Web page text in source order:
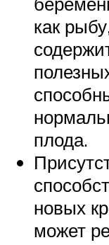
как
плода.
новых
может